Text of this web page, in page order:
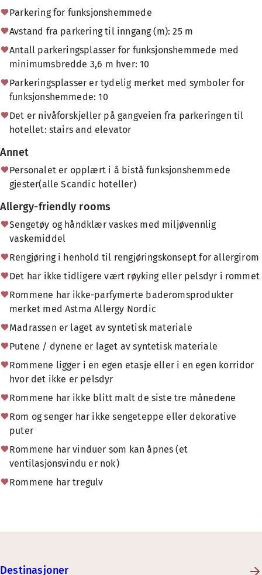
Parkering for funksjonshemmede
Avstand fra parkering til inngang (m): 25 m
Antall parkeringsplasser for funksjonshemmede med
minimumsbredde 3,6 m hver: 10
Parkeringsplasser er tydelig merket med symboler for
funksjonshemmede: 10
Det er nivåforskjeller på gangveien fra parkeringen til
hotellet: stairs and elevator
Annet
Personalet er opplært i å bistå funksjonshemmede
gjester(alle Scandic hoteller)
Allergy-friendly rooms
Sengetøy og håndklær vaskes med miljøvennlig
vaskemiddel
Rengjøring i henhold til rengjøringskonsept for allergirom
Det har ikke tidligere vært røyking eller pelsdyr i rommet
Rommene har ikke-parfymerte baderomsprodukter
merket med Astma Allergy Nordic
Madrassen er laget av syntetisk materiale
Putene / dynene er laget av syntetisk materiale
Rommene ligger i en egen etasje eller i en egen korridor
hvor det ikke er pelsdyr
Rommene har ikke blitt malt de siste tre månedene
Rom og senger har ikke sengeteppe eller dekorative
puter
Rommene har vinduer som kan åpnes (et
ventilasjonsvindu er nok)
Rommene har tregulv
Destinasjoner